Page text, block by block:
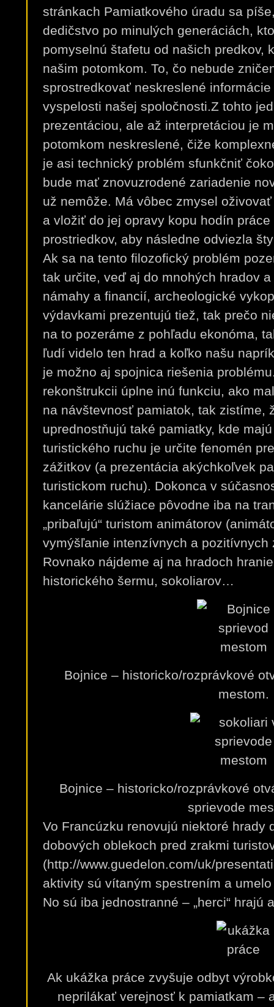
stránkach Pamiatkového úradu sa
dedičstvo po minulých generáciách,
pomyselnú štafetu od našich predkov,
našim potomkom. To, čo nebude
sprostredkovať neskreslené
vyspelosti našej spoločnosti.Z tohto
prezentáciou, ale až interpretáciou je
potomkom neskreslené, čiže
je asi technický problém sfunkčniť
bude mať znovuzrodené zariadenie
už nemôže. Má vôbec zmysel
a vložiť do jej opravy kopu hodín
prostriedkov, aby následne odviezla
Ak sa na tento filozofický problém
tak určite, veď aj do mnohých hradov
námahy a financií, archeologické
výdavkami prezentujú tiež, tak prečo
na to pozeráme z pohľadu ekonóma,
ľudí videlo ten hrad a koľko našu
je možno aj spojnica riešenia
rekonštrukcii úplne inú funkciu, ako
na návštevnosť pamiatok, tak zistíme,
uprednostňujú také pamiatky, kde
turistického ruchu je určite fenomén
zážitkov (a prezentácia akýchkoľvek
turistickom ruchu). Dokonca v
kancelárie slúžiace pôvodne iba na
„pribaľujú“ turistom animátorov
vymýšľanie intenzívnych a pozitívnych
Rovnako nájdeme aj na hradoch
historického šermu, sokoliarov…
Bojnice – historicko/rozprávkové
mestom.
Bojnice – historicko/rozprávkové
sprievode
Vo Francúzku renovujú niektoré hrady
dobových oblekoch pred zrakmi
(http://www.guedelon.com/uk/
aktivity sú vítaným spestrením a
No sú iba jednostranné – „herci“ hrajú
Ak ukážka práce zvyšuje odbyt
neprilákať verejnosť k pamiatkam –